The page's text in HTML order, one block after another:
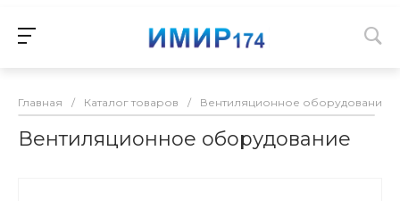
Главная / Каталог товаров / Вентиляционное оборудование
Вентиляционное оборудование